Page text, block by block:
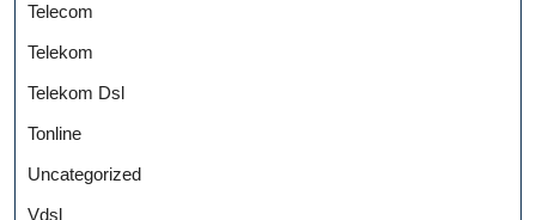
Telecom
Telekom
Telekom Dsl
Tonline
Uncategorized
Vdsl